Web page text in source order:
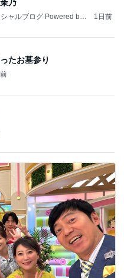
大坪茉乃
ャルブログ Powered by
1日前
たお墓参り